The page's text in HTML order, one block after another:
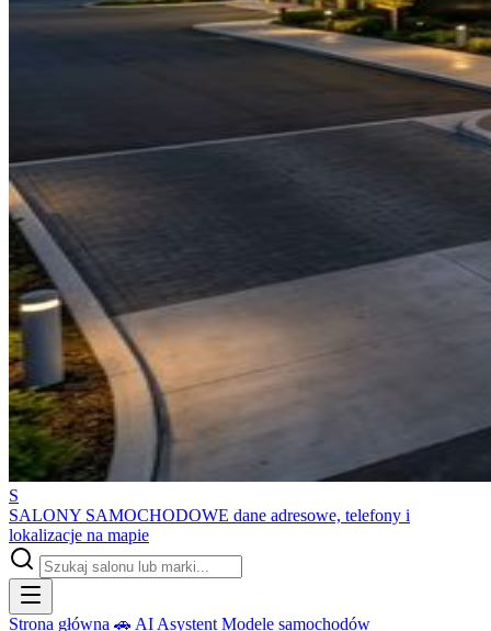
S
SALONY SAMOCHODOWE dane adresowe, telefony i
lokalizacje na mapie
Strona główna 🚗 AI Asystent Modele samochodów